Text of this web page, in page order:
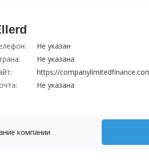
Не указан
Не указана
https://
Не указана
компании